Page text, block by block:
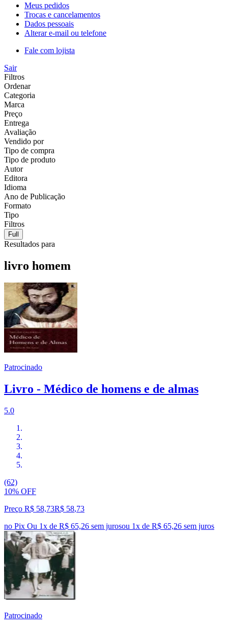
Meus pedidos
Trocas e cancelamentos
Dados pessoais
Alterar e-mail ou telefone
Fale com lojista
Sair
Filtros
Ordenar
Categoria
Marca
Preço
Entrega
Avaliação
Vendido por
Tipo de compra
Tipo de produto
Autor
Editora
Idioma
Ano de Publicação
Formato
Tipo
Filtros
Full
Resultados para
livro homem
Patrocinado
Livro - Médico de homens e de almas
5.0
(62)
10% OFF
Preço R$ 58,73R$ 58,73
no Pix Ou 1x de R$ 65,26 sem jurosou 1x de R$ 65,26 sem juros
Patrocinado